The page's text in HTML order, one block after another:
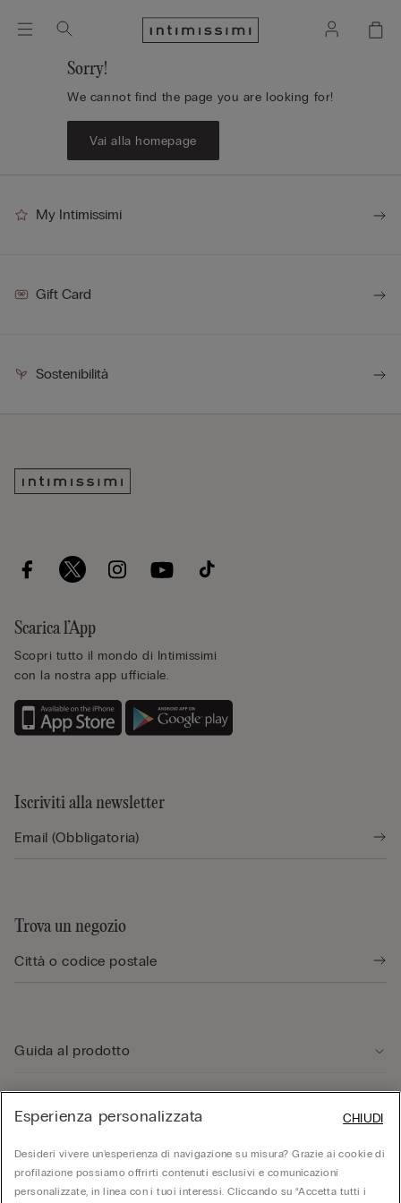
Sorry!
We cannot find the page you are looking for!
Vai alla homepage
My Intimissimi
Gift Card
Sostenibilità
Scarica l’App
Scopri tutto il mondo di Intimissimi
con la nostra app ufficiale.
Iscriviti alla newsletter
Trova un negozio
Guida al prodotto
Area Legale
Esperienza personalizzata
Desideri vivere un’esperienza di navigazione su misura? Grazie ai cookie di
profilazione possiamo offrirti contenuti esclusivi e comunicazioni
personalizzate, in linea con i tuoi interessi. Cliccando su “Accetta tutti i
CHIUDI